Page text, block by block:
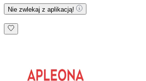
Nie zwlekaj z aplikacją!